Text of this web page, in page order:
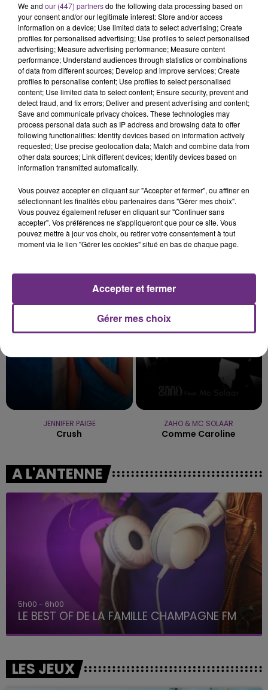
LE MAGASIN JOUÉCLUB DE REIMS FERME
SES PORTES
C'était l'une des institutions du centre-ville
rémois. Le magasin JouéClub est contraint de
fermer ses portes.
TITRES DIFFUSÉS
16h42
16h42
Est-Ce Que Tu M'aimes ?
16h39
16h39
Fever Dream
JENNIFER PAIGE
Crush
ZAHO & MC SOLAAR
Comme Caroline
A L'ANTENNE
5h00 - 6h00
LE BEST OF DE LA FAMILLE CHAMPAGNE FM
LES JEUX
We and our (447) partnersdo the following data processing based on
your consent and/or our legitimate interest: Store and/or access
information on a device; Use limited data to select advertising; Create
profiles for personalised advertising; Use profiles to select personalised
advertising; Measure advertising performance; Measure content
performance; Understand audiences through statistics or combinations
of data from different sources; Develop and improve services; Create
profiles to personalise content; Use profiles to select personalised
content; Use limited data to select content; Ensure security, prevent and
detect fraud, and fix errors; Deliver and present advertising and content;
Save and communicate privacy choices. These technologies may
process personal data such as IP address and browsing data to offer
following functionalities: Identify devices based on information actively
requested; Use precise geolocation data; Match and combine data from
other data sources; Link different devices; Identify devices based on
information transmitted automatically.
Vous pouvez accepter en cliquant sur "Accepter et fermer", ou affiner en
sélectionnant les finalités et/ou partenaires dans "Gérer mes choix".
Vous pouvez également refuser en cliquant sur "Continuer sans
accepter". Vos préférences ne s'appliqueront que pour ce site. Vous
pouvez mettre à jour vos choix, ou retirer votre consentement à tout
moment via le lien "Gérer les cookies" situé en bas de chaque page.
Gérer mes choix
Accepter et fermer